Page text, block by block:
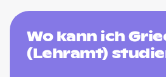
Wo kann ich
(Lehramt)